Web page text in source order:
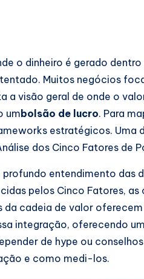
o dinheiro é gerado
Muitos negócios
a visão geral de onde o
umbolsão de lucro. Para
estratégicos. Uma
dos Cinco Fatores de
entendimento das
pelos Cinco Fatores,
da cadeia de valor
integração, oferecendo
de hype ou
e como medi-los.